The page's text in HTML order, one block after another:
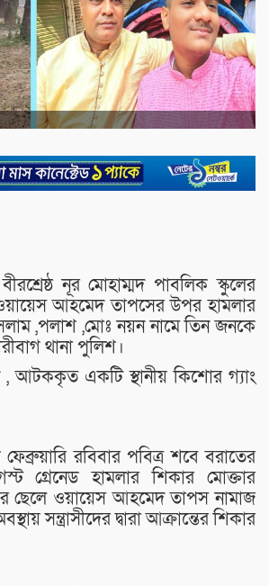
বীরশ্রেষ্ঠ নূর মোহাম্মদ পাবলিক স্কুলের
ওয়ায়েস আহমেদ তাপসের উপর হামলার
,পলাশ ,মোঃ নয়ন নামে তিন জনকে
থানা পুলিশ।
, আটককৃত একটি স্থানীয় কিশোর গ্যাং
রবিবার পবিত্র শবে বরাতের
গ্রেনেড হামলার শিকার মোক্তার
ছেলে ওয়ায়েস আহমেদ তাপস নামাজ
সন্ত্রাসীদের দ্বারা আক্রান্তের শিকার